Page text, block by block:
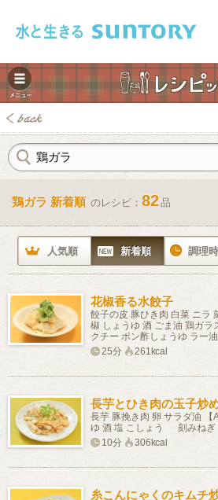
鶏ガラ 新着順 のレシピ： 82品
人気順 新着順 調理
花椒香る水餃子
餃子の皮 豚ひき肉 白菜 ニラ
椒 しょうゆ 酒 ごま油 鶏ガ
クチー ポン酢しょうゆ ラー油
25分
261kcal
長芋とひき肉の玉子炒
長芋 豚挽き肉 卵 サラダ油 【
ゆ 酒 塩 こしょう 刻みねぎ
10分
306kcal
糸こんにゃくのキムチ